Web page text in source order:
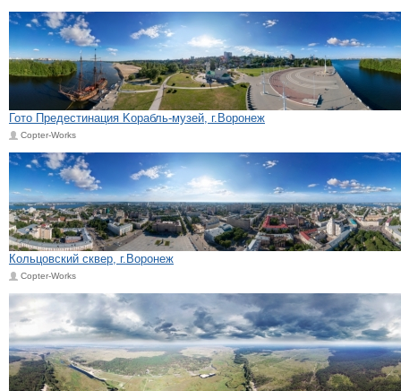
Гото Предестинация Kорабль-музей, г.Воронеж
Copter-Works
Кольцовский сквер, г.Воронеж
Copter-Works